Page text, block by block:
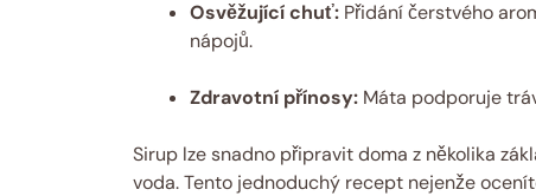
Osvěžující chuť: Přidání čerstvého
nápojů.
Zdravotní přínosy: Máta podporuje
Sirup lze snadno připravit doma z několika
voda. Tento jednoduchý recept nejenže